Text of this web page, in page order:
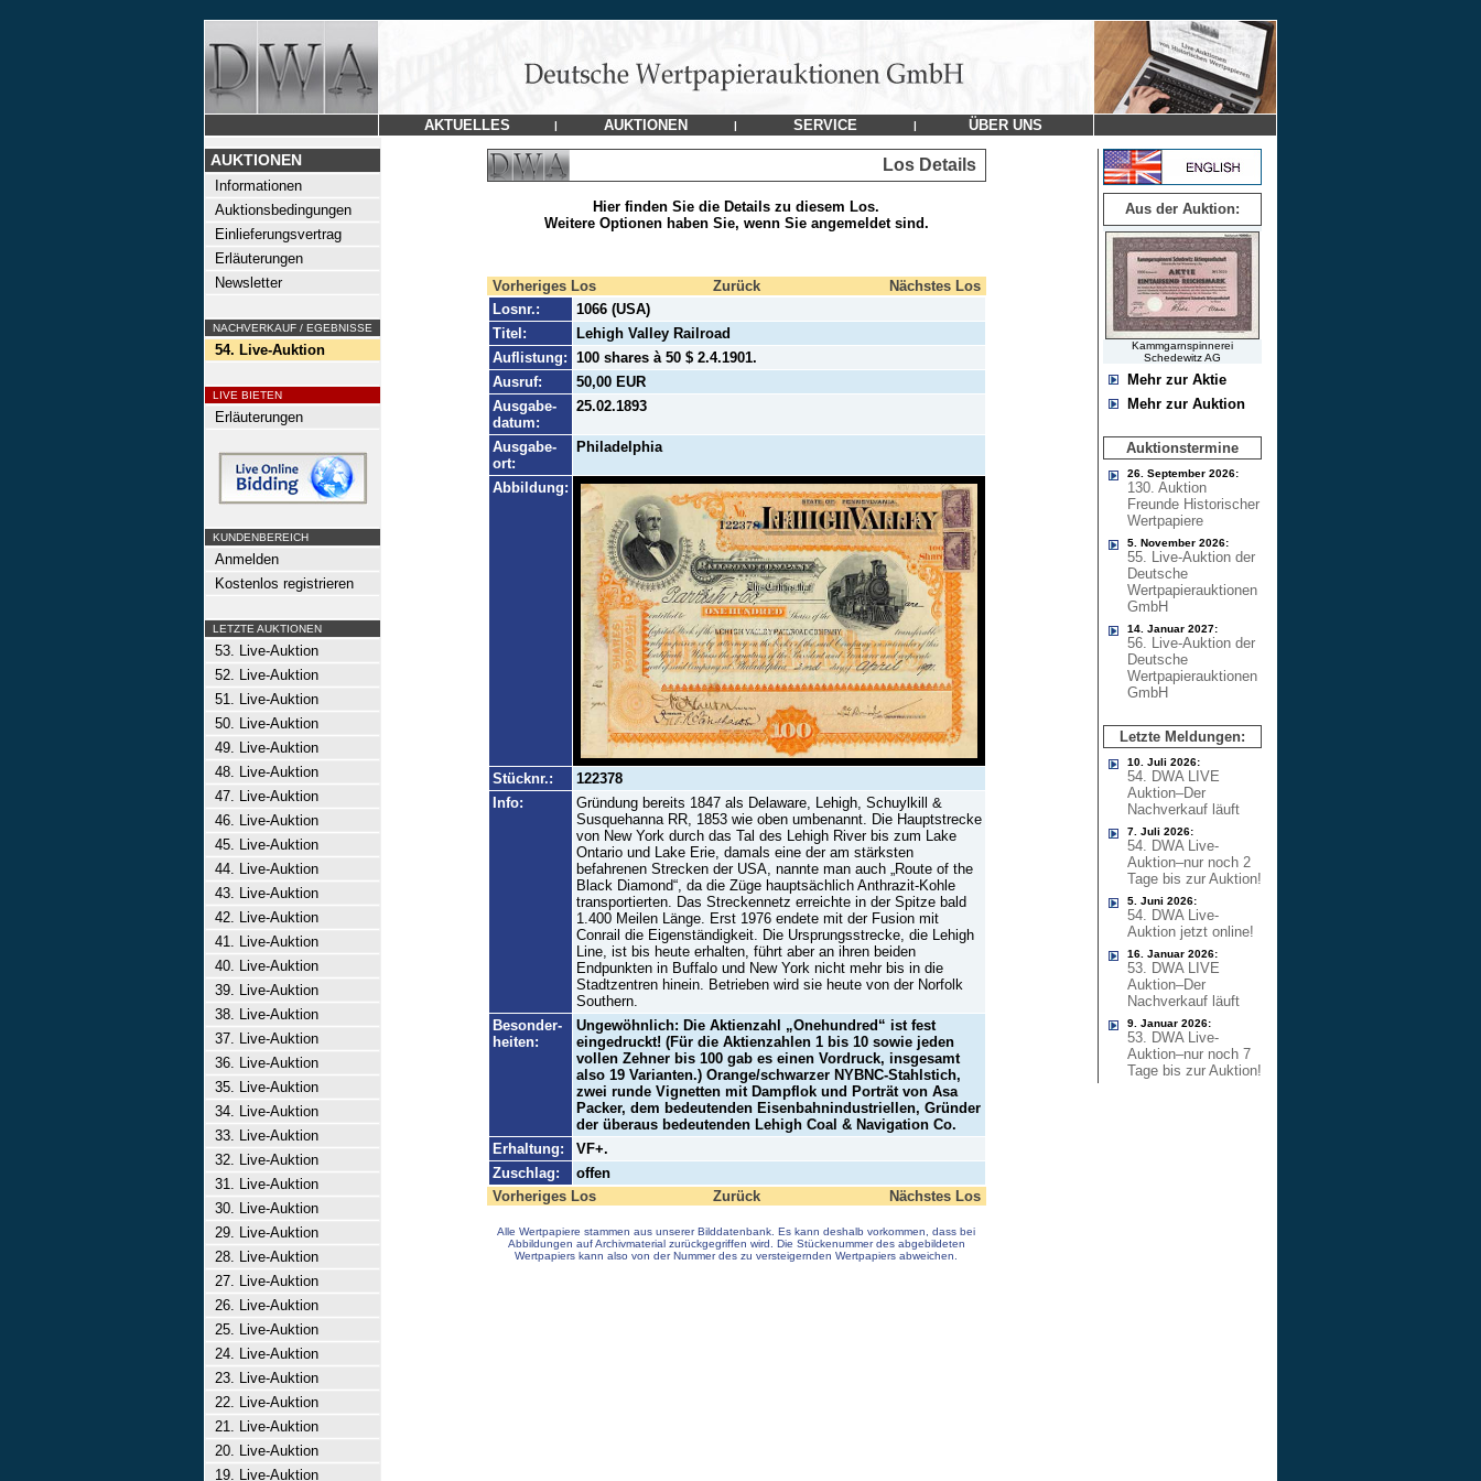
AKTUELLES | AUKTIONEN | SERVICE | ÜBER UNS
AUKTIONEN
Informationen
Auktionsbedingungen
Einlieferungsvertrag
Erläuterungen
Newsletter
NACHVERKAUF / EGEBNISSE
54. Live-Auktion
LIVE BIETEN
Erläuterungen
KUNDENBEREICH
Anmelden
Kostenlos registrieren
LETZTE AUKTIONEN
53. Live-Auktion
52. Live-Auktion
51. Live-Auktion
50. Live-Auktion
49. Live-Auktion
48. Live-Auktion
47. Live-Auktion
46. Live-Auktion
45. Live-Auktion
44. Live-Auktion
43. Live-Auktion
42. Live-Auktion
41. Live-Auktion
40. Live-Auktion
39. Live-Auktion
38. Live-Auktion
37. Live-Auktion
36. Live-Auktion
35. Live-Auktion
34. Live-Auktion
33. Live-Auktion
32. Live-Auktion
31. Live-Auktion
30. Live-Auktion
29. Live-Auktion
28. Live-Auktion
27. Live-Auktion
26. Live-Auktion
25. Live-Auktion
24. Live-Auktion
23. Live-Auktion
22. Live-Auktion
21. Live-Auktion
20. Live-Auktion
19. Live-Auktion
Los Details
Hier finden Sie die Details zu diesem Los.
Weitere Optionen haben Sie, wenn Sie angemeldet sind.
Vorheriges Los Zurück
Nächstes Los
Losnr.:
1066 (USA)
Titel:
Lehigh Valley Railroad
Auflistung: 100 shares à 50 $ 2.4.1901.
Ausruf:
50,00 EUR
Ausgabe-
datum:
25.02.1893
Ausgabe-
ort:
Philadelphia
Abbildung:
Stücknr.:
122378
Info:
Gründung bereits 1847 als Delaware, Lehigh, Schuylkill &
Susquehanna RR, 1853 wie oben umbenannt. Die Hauptstrecke
von New York durch das Tal des Lehigh River bis zum Lake
Ontario und Lake Erie, damals eine der am stärksten
befahrenen Strecken der USA, nannte man auch „Route of the
Black Diamond“, da die Züge hauptsächlich Anthrazit-Kohle
transportierten. Das Streckennetz erreichte in der Spitze bald
1.400 Meilen Länge. Erst 1976 endete mit der Fusion mit
Conrail die Eigenständigkeit. Die Ursprungsstrecke, die Lehigh
Line, ist bis heute erhalten, führt aber an ihren beiden
Endpunkten in Buffalo und New York nicht mehr bis in die
Stadtzentren hinein. Betrieben wird sie heute von der Norfolk
Southern.
Besonder-
heiten:
Ungewöhnlich: Die Aktienzahl „Onehundred“ ist fest
eingedruckt! (Für die Aktienzahlen 1 bis 10 sowie jeden
vollen Zehner bis 100 gab es einen Vordruck, insgesamt
also 19 Varianten.) Orange/schwarzer NYBNC-Stahlstich,
zwei runde Vignetten mit Dampflok und Porträt von Asa
Packer, dem bedeutenden Eisenbahnindustriellen, Gründer
der überaus bedeutenden Lehigh Coal & Navigation Co.
Erhaltung:
VF+.
Zuschlag:
offen
Vorheriges Los
Zurück Nächstes Los
Alle Wertpapiere stammen aus unserer Bilddatenbank. Es kann deshalb vorkommen, dass bei
Abbildungen auf Archivmaterial zurückgegriffen wird. Die Stückenummer des abgebildeten
Wertpapiers kann also von der Nummer des zu versteigernden Wertpapiers abweichen.
Aus der Auktion:
Kammgarnspinnerei
Schedewitz AG
Mehr zur Aktie
Mehr zur Auktion
Auktionstermine
26. September 2026:
130. Auktion
Freunde Historischer
Wertpapiere
5. November 2026:
55. Live-Auktion der
Deutsche
Wertpapierauktionen
GmbH
14. Januar 2027:
56. Live-Auktion der
Deutsche
Wertpapierauktionen
GmbH
Letzte Meldungen:
10. Juli 2026:
54. DWA LIVE
Auktion–Der
Nachverkauf läuft
7. Juli 2026:
54. DWA Live-
Auktion–nur noch 2
Tage bis zur Auktion!
5. Juni 2026:
54. DWA Live-
Auktion jetzt online!
16. Januar 2026:
53. DWA LIVE
Auktion–Der
Nachverkauf läuft
9. Januar 2026:
53. DWA Live-
Auktion–nur noch 7
Tage bis zur Auktion!